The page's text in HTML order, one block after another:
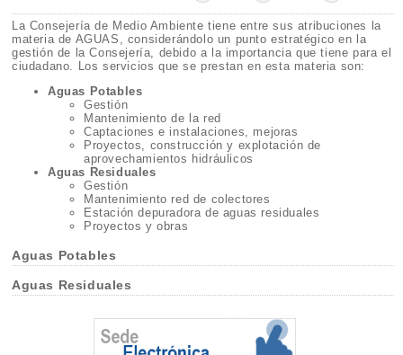
La Consejería de Medio Ambiente tiene entre sus atribuciones la
materia de AGUAS, considerándolo un punto estratégico en la
gestión de la Consejería, debido a la importancia que tiene para el
ciudadano. Los servicios que se prestan en esta materia son:
Aguas Potables
Gestión
Mantenimiento de la red
Captaciones e instalaciones, mejoras
Proyectos, construcción y explotación de
aprovechamientos hidráulicos
Aguas Residuales
Gestión
Mantenimiento red de colectores
Estación depuradora de aguas residuales
Proyectos y obras
Aguas Potables
Aguas Residuales